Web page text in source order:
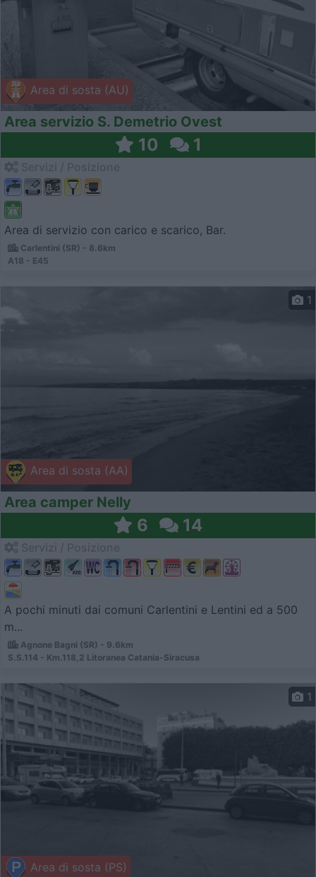
Area di sosta (AU)
Area servizio S. Demetrio Ovest
10 1
Area di servizio con carico e scarico, Bar.
Carlentini (SR) - 8.6km
A18 - E45
Area di sosta (AA)
1
Area camper Nelly
6 14
A pochi minuti dai comuni Carlentini e Lentini ed a 500
m...
Agnone Bagni (SR) - 9.6km
S.S.114 - Km.118,2 Litoranea Catania-Siracusa
Area di sosta (PS)
1